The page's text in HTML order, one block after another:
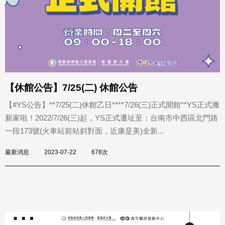
【休館公告】7/25(二) 休館公告
【#YS公告】󠀠󠀠**7/25(二)休館乙日****7/26(三)正式開館**󠀠󠀠󠀠YS正式搬
新家啦！󠀠󠀠2022/7/26(三)起，YS正式遷址至：台南市中西區北門路
一段173號(火車站前站斜對面，近康是美)全新...
最新消息 2023-07-22 678次